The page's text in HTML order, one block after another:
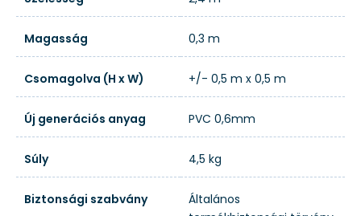
Magasság 0,3 m
Csomagolva (H x W) +/- 0,5 m x 0,5 m
Új generációs anyag PVC 0,6mm
Súly 4,5 kg
Biztonsági szabvány
Általános